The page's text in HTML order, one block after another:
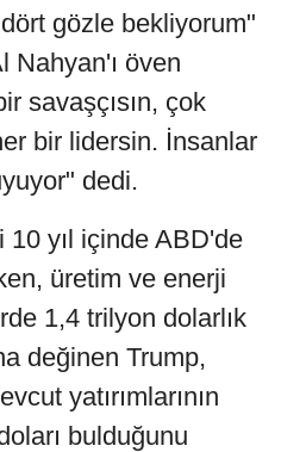
gözle bekliyorum"
Nahyan'ı öven
savaşçısın, çok
bir lidersin. İnsanlar
dedi.
yıl içinde ABD'de
üretim ve enerji
1,4 trilyon dolarlık
değinen Trump,
yatırımlarının
bulduğunu